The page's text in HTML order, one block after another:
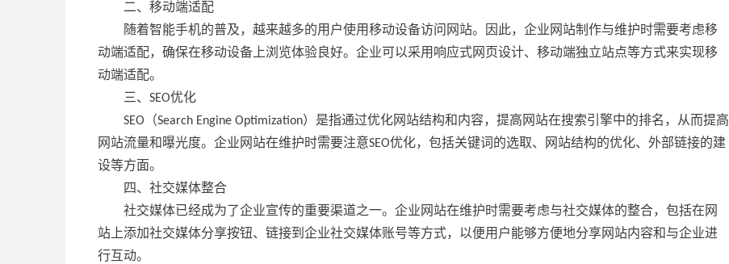
二、移动端适配
随着智能手机的普及，越来越多的用户使用移动设备访问网站。因此，企业网站制作与维护时需要考虑移
动端适配，确保在移动设备上浏览体验良好。企业可以采用响应式网页设计、移动端独立站点等方式来实现移
动端适配。
三、SEO优化
SEO（Search Engine Optimization）是指通过优化网站结构和内容，提高网站在搜索引擎中的排名，从而提高
网站流量和曝光度。企业网站在维护时需要注意SEO优化，包括关键词的选取、网站结构的优化、外部链接的建
设等方面。
四、社交媒体整合
社交媒体已经成为了企业宣传的重要渠道之一。企业网站在维护时需要考虑与社交媒体的整合，包括在网
站上添加社交媒体分享按钮、链接到企业社交媒体账号等方式，以便用户能够方便地分享网站内容和与企业进
行互动。